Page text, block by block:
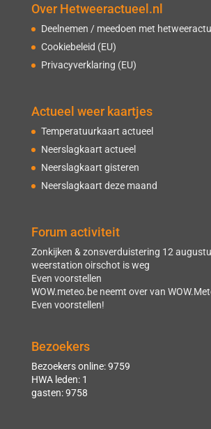
Over Hetweeractueel.nl
Deelnemen / meedoen met
Cookiebeleid (EU)
Privacyverklaring (EU)
Actueel weer kaartjes
Temperatuurkaart actueel
Neerslagkaart actueel
Neerslagkaart gisteren
Neerslagkaart deze maand
Forum activiteit
Zonkijken & zonsverduistering 12
weerstation oirschot is weg
Even voorstellen
WOW.meteo.be neemt over van
Even voorstellen!
Bezoekers
Bezoekers online: 9759
HWA leden: 1
gasten: 9758